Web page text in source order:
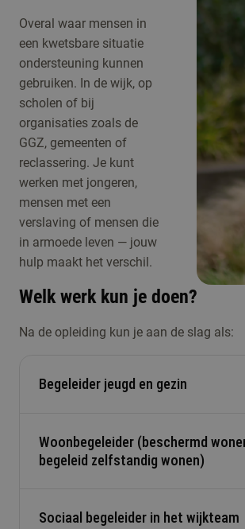
Overal waar mensen in
een kwetsbare situatie
ondersteuning kunnen
gebruiken. In de wijk, op
scholen of bij
organisaties zoals de
GGZ, gemeenten of
reclassering. Je kunt
werken met jongeren,
mensen met een
verslaving of mensen die
in armoede leven — jouw
hulp maakt het verschil.
Welk werk kun je doen?
Na de opleiding kun je aan de slag als:
Begeleider jeugd en gezin
Je biedt praktische hulp aan ouders
en werkt samen met andere
Woonbegeleider (beschermd
begeleid zelfstandig wonen)
Je bent een coach in het dagelijks
Sociaal begeleider in het wijkteam